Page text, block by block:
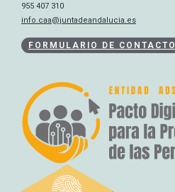
955 407 310
info.caa@juntadeandalucia.es
FORMULARIO DE CONTACTO